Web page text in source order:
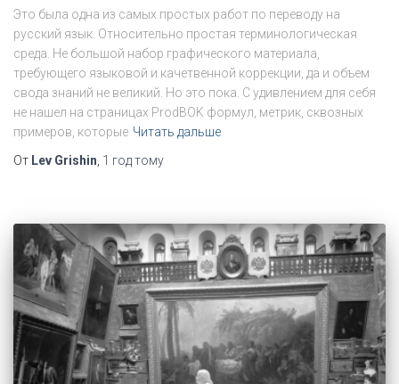
Это была одна из самых простых работ по переводу на
русский язык. Относительно простая терминологическая
среда. Не большой набор графического материала,
требующего языковой и качетвенной коррекции, да и объем
свода знаний не великий. Но это пока. С удивлением для себя
не нашел на страницах ProdBOK формул, метрик, сквозных
примеров, которые Читать дальше
От Lev Grishin 1 годтому